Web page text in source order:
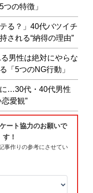
の特徴」
る？」40代バツイチ
される“納得の理由”
男性は絶対にやらな
「5つのNG行動」
に…30代・40代男性
愛観”